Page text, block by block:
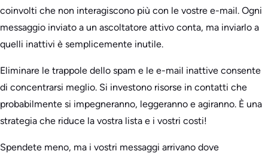
coinvolti che non interagiscono più con le vostre e-mail. Ogni
messaggio inviato a un ascoltatore attivo conta, ma inviarlo a
quelli inattivi è semplicemente inutile.
Eliminare le trappole dello spam e le e-mail inattive consente
di concentrarsi meglio. Si investono risorse in contatti che
probabilmente si impegneranno, leggeranno e agiranno. È una
strategia che riduce la vostra lista e i vostri costi!
Spendete meno, ma i vostri messaggi arrivano dove